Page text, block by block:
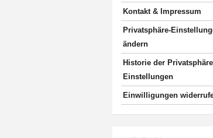
Kontakt & Impressum
Privatsphäre-
ändern
Historie der
Einstellungen
Einwilligungen